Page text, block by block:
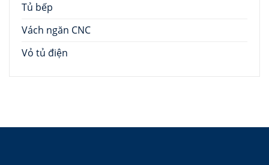
Tủ bếp
Vách ngăn CNC
Vỏ tủ điện